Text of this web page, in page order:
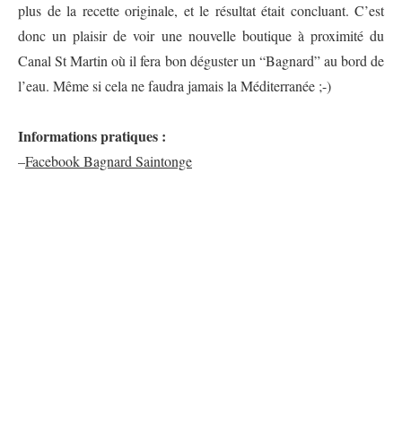
plus de la recette originale, et le résultat était concluant. C’est
donc un plaisir de voir une nouvelle boutique à proximité du
Canal St Martin où il fera bon déguster un “Bagnard” au bord de
l’eau. Même si cela ne faudra jamais la Méditerranée ;-)
Informations pratiques :
–Facebook Bagnard Saintonge